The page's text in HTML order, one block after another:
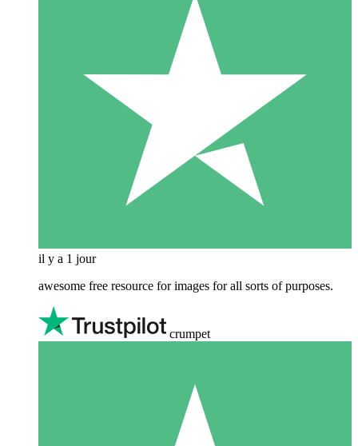
il y a 1 jour
awesome free resource for images for all sorts of purposes.
crumpet